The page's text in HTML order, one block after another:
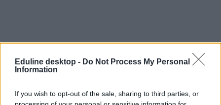
Eduline desktop - Do Not Process My Personal
Information
If you wish to opt-out of the sale, sharing to third parties, or